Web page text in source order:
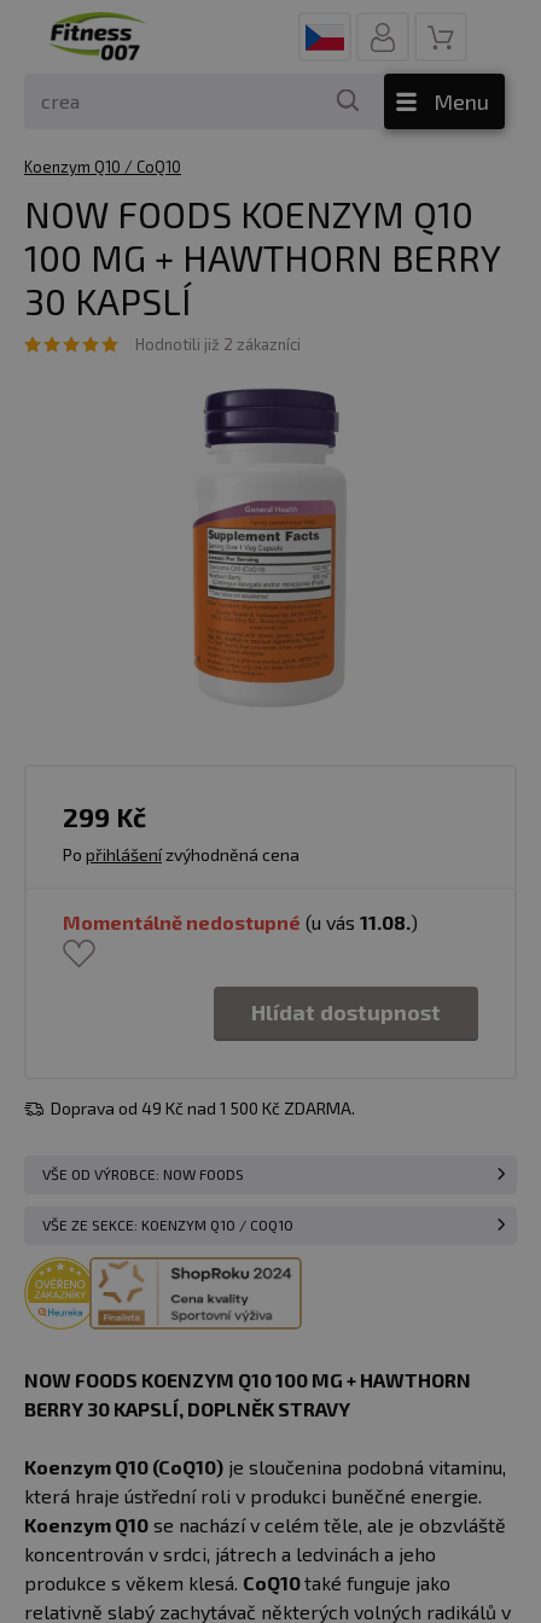
Menu
Koenzym Q10 / CoQ10
NOW FOODS KOENZYM Q10
100 MG + HAWTHORN BERRY
30 KAPSLÍ
Hodnotili již 2 zákazníci
299 Kč
Po přihlášenízvýhodněná cena
Momentálně nedostupné (u vás 11.08.)
Hlídat dostupnost
Doprava od 49 Kč nad 1 500 Kč ZDARMA.
VŠE OD VÝROBCE: NOW FOODS
VŠE ZE SEKCE: KOENZYM Q10 / COQ10
NOW FOODS KOENZYM Q10 100 MG + HAWTHORN
BERRY 30 KAPSLÍ, DOPLNĚK STRAVY
Koenzym Q10 (CoQ10) je sloučenina podobná vitaminu,
která hraje ústřední roli v produkci buněčné energie.
Koenzym Q10 se nachází v celém těle, ale je obzvláště
koncentrován v srdci, játrech a ledvinách a jeho
produkce s věkem klesá. CoQ10také funguje jako
relativně slabý zachytávač některých volných radikálů v